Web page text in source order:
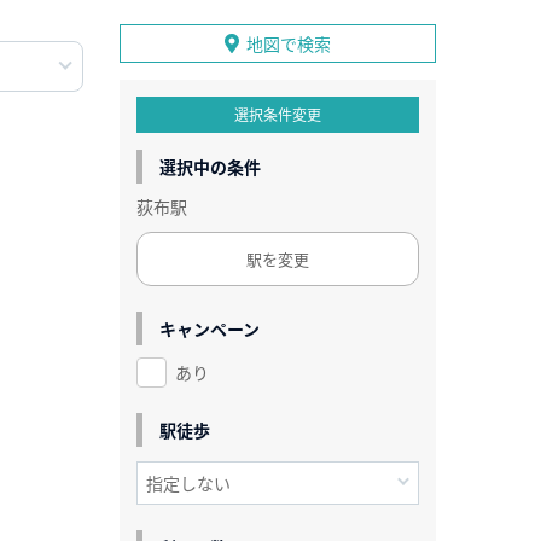
地図で検索
選択条件変更
選択中の条件
荻布駅
駅を変更
キャンペーン
あり
駅徒歩